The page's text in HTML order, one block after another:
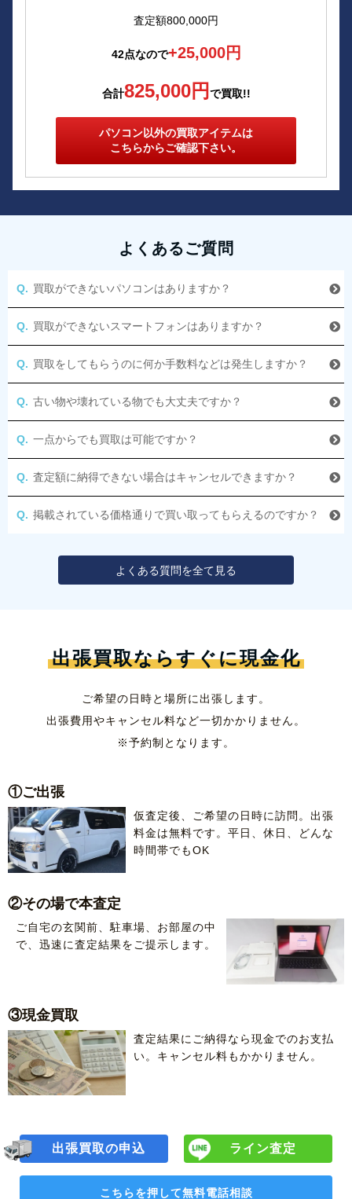
査定額800,000円
42点なので+25,000円
合計825,000円 で買取!!
パソコン以外の買取アイテムは
こちらからご確認下さい。
よくあるご質問
買取ができないパソコンはありますか？
買取ができないスマートフォンはありますか？
買取をしてもらうのに何か手数料などは発生しますか？
古い物や壊れている物でも大丈夫ですか？
一点からでも買取は可能ですか？
査定額に納得できない場合はキャンセルできますか？
掲載されている価格通りで買い取ってもらえるのですか？
よくある質問を全て見る
出張買取ならすぐに現金化
ご希望の日時と場所に出張します。
出張費用やキャンセル料など一切かかりません。
※予約制となります。
①ご出張
仮査定後、ご希望の日時に訪問。出張
料金は無料です。平日、休日、どんな
時間帯でもOK
②その場で本査定
ご自宅の玄関前、駐車場、お部屋の中
で、迅速に査定結果をご提示します。
③現金買取
査定結果にご納得なら現金でのお支払
い。キャンセル料もかかりません。
出張買取の申込 ライン査定
こちらを押して無料電話相談